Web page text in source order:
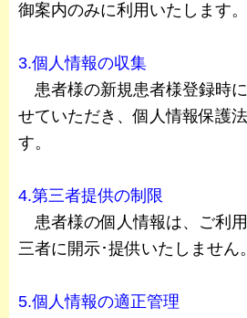
御案内のみに利用いたします。
3.個人情報の収集
患者様の新規患者様登録時
せていただき、個人情報保護
す。
4.第三者提供の制限
患者様の個人情報は、ご利
三者に開示･提供いたしません。
5.個人情報の適正管理